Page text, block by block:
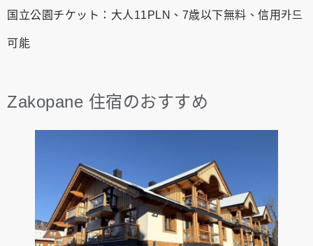
国立公園チケット：大人11PLN、7歳以下無料、信用카드
可能
Zakopane 住宿のおすすめ